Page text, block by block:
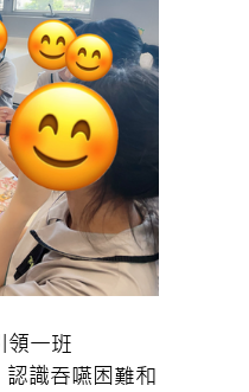
領一班
識吞嚥困難和